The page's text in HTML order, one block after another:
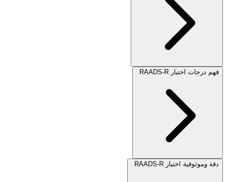
فهم درجات اختبار RAADS-R
دقة وموثوقية اختبار RAADS-R